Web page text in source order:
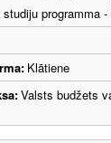
programma
Klātiene
Valsts budžets